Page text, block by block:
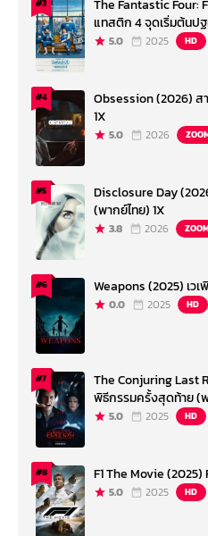
#3
The Fantastic Four:
แทสติก 4 จุดเริ่มต้นป
5.0 2025 HD
#4
Obsession (2026)
1X
5.0 2026
#5
Disclosure Day
(พากย์ไทย) 1X
3.8 2026
#6 Weapons (2025) เว
0.0 2025 HD
#7
The Conjuring Last
พิธีกรรมครั้งสุดท้าย (
5.0 2025 HD
#8 F1 The Movie (2025)
5.0 2025 HD